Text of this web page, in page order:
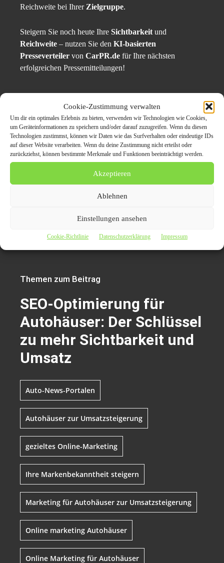
Cookie-Zustimmung verwalten
Um dir ein optimales Erlebnis zu bieten, verwenden wir Technologien wie Cookies,
um Geräteinformationen zu speichern und/oder darauf zuzugreifen. Wenn du diesen
Technologien zustimmst, können wir Daten wie das Surfverhalten oder eindeutige IDs
auf dieser Website verarbeiten. Wenn du deine Zustimmung nicht erteilst oder
zurückziehst, können bestimmte Merkmale und Funktionen beeinträchtigt werden.
Akzeptieren
Ablehnen
Einstellungen ansehen
Cookie-Richtlinie Datenschutzerklärung Impressum
Reichweite bei Ihrer Zielgruppe.
Steigern Sie noch heute Ihre Sichtbarkeit und
Reichweite – nutzen Sie den KI-basierten
Presseverteiler von CarPR.de für Ihre nächsten
erfolgreichen Pressemitteilungen!
Pressemeldung veröffentlichen
in der Automobilbranche!
Originalinhalt von Die PR-Profis, veröffentlicht unter dem Titel „
Themen zum Beitrag
SEO-Optimierung für
Autohäuser: Der Schlüssel
zu mehr Sichtbarkeit und
Umsatz
Auto-News-Portalen
Autohäuser zur Umsatzsteigerung
gezieltes Online-Marketing
Ihre Markenbekanntheit steigern
Marketing für Autohäuser zur Umsatzsteigerung
Online marketing Autohäuser
Online Marketing für Autohäuser